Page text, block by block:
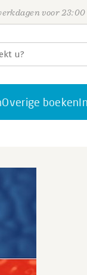
voor
Overige boeken